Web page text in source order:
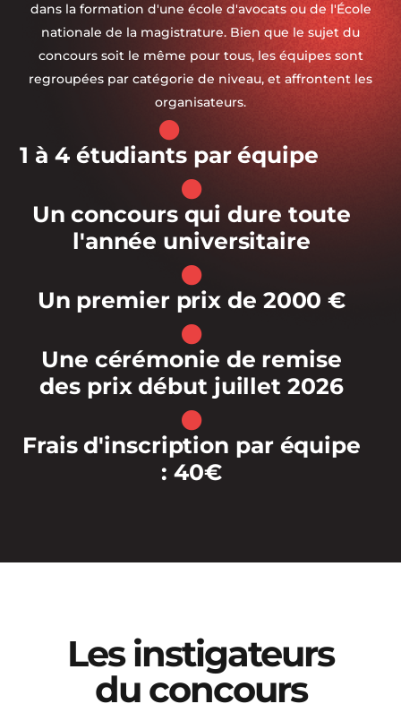
dans la formation d'une école d'avocats ou de l'École
nationale de la magistrature. Bien que le sujet du
concours soit le même pour tous, les équipes sont
regroupées par catégorie de niveau, et affrontent les
organisateurs.
1 à 4 étudiants par équipe
Un concours qui dure toute
l'année universitaire
Un premier prix de 2000 €
Une cérémonie de remise
des prix début juillet 2026
Frais d'inscription par équipe
: 40€
Les instigateurs
du concours